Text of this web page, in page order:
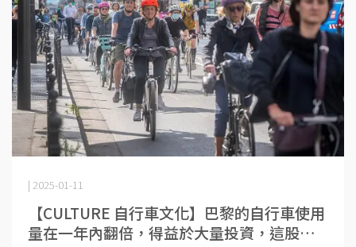
【CULTURE 自行車文化】巴黎的自行車使用
量在一年內翻倍，得益於大量投資，這股熱
| 2025-01-11